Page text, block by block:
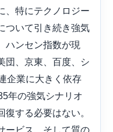
、特にテクノロジー
ついて引き続き強気
ハンセン指数が現
団、京東、百度、シ
企業に大きく依存
年の強気シナリオ
する必要はない。
ービス、そして質の